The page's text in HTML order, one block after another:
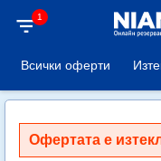
filter_list1
Всички оферти
Офертата е